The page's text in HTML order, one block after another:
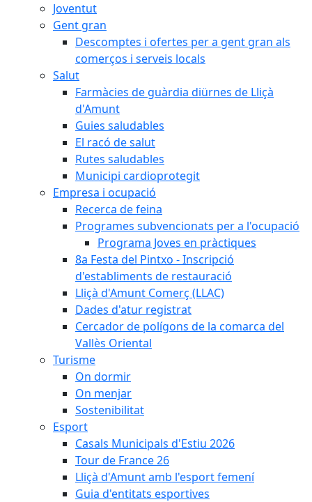
Joventut
Gent gran
Descomptes i ofertes per a gent gran als
comerços i serveis locals
Salut
Farmàcies de guàrdia diürnes de Lliçà
d'Amunt
Guies saludables
El racó de salut
Rutes saludables
Municipi cardioprotegit
Empresa i ocupació
Recerca de feina
Programes subvencionats per a l'ocupació
Programa Joves en pràctiques
8a Festa del Pintxo - Inscripció
d'establiments de restauració
Lliçà d'Amunt Comerç (LLAC)
Dades d'atur registrat
Cercador de polígons de la comarca del
Vallès Oriental
Turisme
On dormir
On menjar
Sostenibilitat
Esport
Casals Municipals d'Estiu 2026
Tour de France 26
Lliçà d'Amunt amb l'esport femení
Guia d'entitats esportives